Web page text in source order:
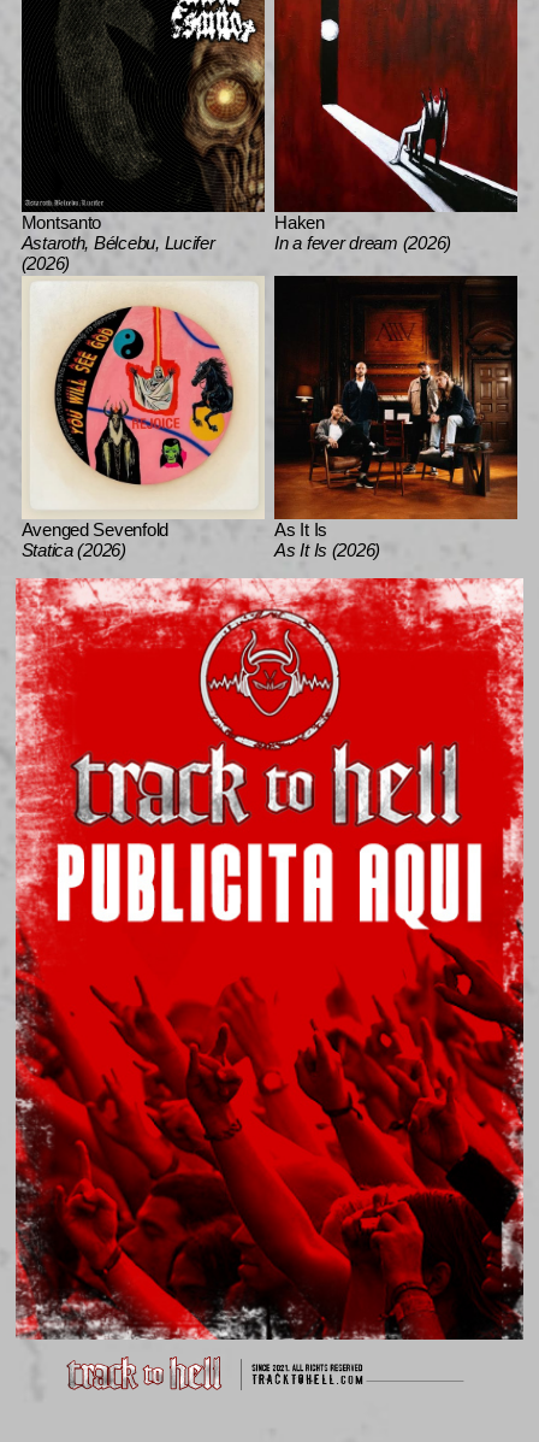
Montsanto
Astaroth, Bélcebu, Lucifer
(2026)
Haken
In a fever dream (2026)
Avenged Sevenfold
Statica (2026)
As It Is
As It Is (2026)